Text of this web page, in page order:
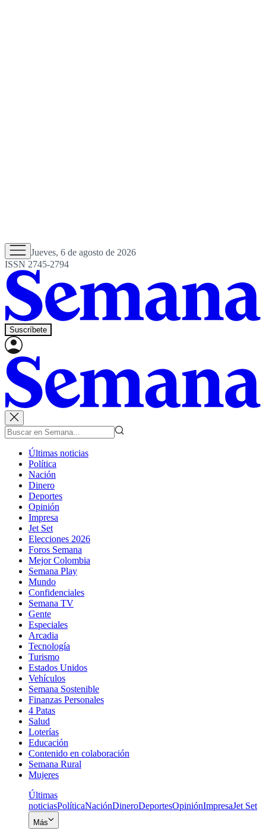
Jueves, 6 de agosto de 2026
ISSN 2745-2794
Suscríbete
Últimas noticias
Política
Nación
Dinero
Deportes
Opinión
Impresa
Jet Set
Elecciones 2026
Foros Semana
Mejor Colombia
Semana Play
Mundo
Confidenciales
Semana TV
Gente
Especiales
Arcadia
Tecnología
Turismo
Estados Unidos
Vehículos
Semana Sostenible
Finanzas Personales
4 Patas
Salud
Loterías
Educación
Contenido en colaboración
Semana Rural
Mujeres
Últimas
noticiasPolíticaNaciónDineroDeportesOpiniónImpresaJet Set
Más